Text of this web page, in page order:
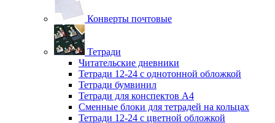
Конверты почтовые
Тетради
Читательские дневники
Тетради 12-24 с однотонной обложкой
Тетради бумвинил
Тетради для конспектов А4
Сменные блоки для тетрадей на кольцах
Тетради 12-24 с цветной обложкой